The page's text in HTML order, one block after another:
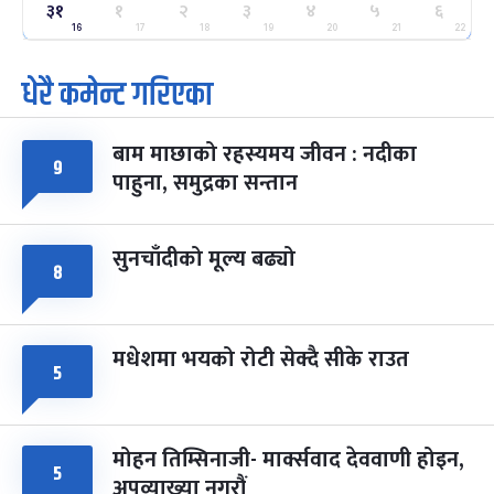
२५
मंगल
ग्याल्पो ल्होसार
फाल्गुन २५, २०८३ Mar 9, 2027
७ महिना बाँकी
७
आइत
पूर्णिमा व्रत
चैत्र ७, २०८३-Mar 21, 2027
८ फागुपूर्णिमा
चैत्र ८, २०८३-Mar 22, 2027
७ महिना बाँकी
३१
16
१
17
२
18
३
19
४
20
५
21
६
22
धेरै कमेन्ट गरिएका
९ बाम माछाको रहस्यमय जीवन : नदीका
पाहुना, समुद्रका सन्तान
८ सुनचाँदीको मूल्य बढ्यो
५ मधेशमा भयको रोटी सेक्दै सीके राउत
५ मोहन तिम्सिनाजी- मार्क्सवाद देववाणी होइन,